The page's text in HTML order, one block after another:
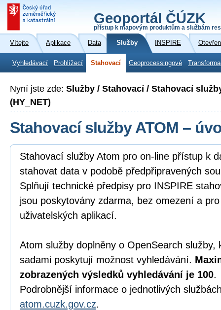
Geoportál ČÚZK
přístup k mapovým produktům a službám
Vítejte Aplikace Data Služby INSPIRE
Vyhledávací Prohlížecí Stahovací Geoprocessingové
Nyní jste zde: Služby / Stahovací / Stahovací
(HY_NET)
Stahovací služby ATOM –
Stahovací služby Atom pro on-line přístup k
stahovat data v podobě předpřipravených
Splňují technické předpisy pro INSPIRE
jsou poskytovány zdarma, bez omezení a
uživatelských aplikací.
Atom služby doplněny o OpenSearch služby,
sadami poskytují možnost vyhledávání.
zobrazených výsledků vyhledávání je 100.
Podrobnější informace o jednotlivých
atom.cuzk.gov.cz.